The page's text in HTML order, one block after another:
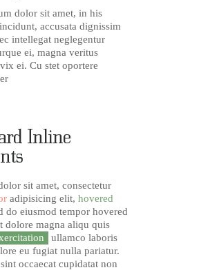
dolor sit amet, in his
accusata dignissim
intellegat neglegentur
ei, magna veritus
ei. Cu stet oportere
Inline
sit amet, consectetur
adipisicing elit, hovered
do eiusmod tempor hovered
dolore magna aliqu quis
ullamco laboris
eu fugiat nulla pariatur.
occaecat cupidatat non